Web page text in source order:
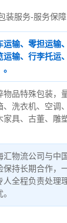
装服务-服务保障
运输、零担运输
运输、行李托运
物品特殊包装，
、洗衣机、空调
家具、古董、雕
汇物流公司与中
保持长期合作，
人全程负责处理